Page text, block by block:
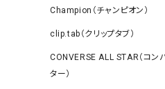
Champion（チャンピオン）
clip.tab（クリップタブ）
CONVERSE ALL STAR（コン
ター）